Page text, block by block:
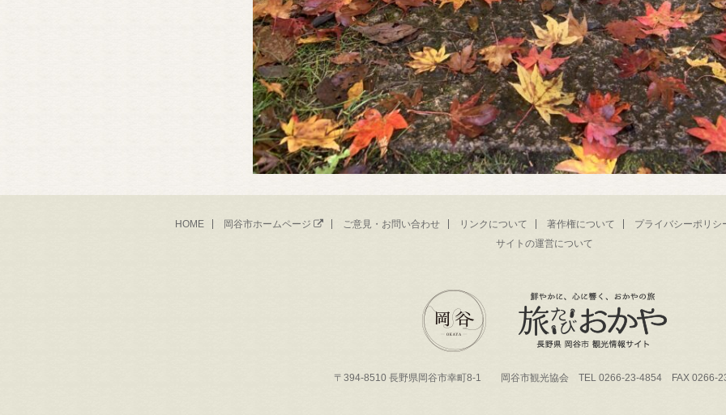
HOME 岡谷市ホームページ ご意見・お問い合わせ リンクについて 著作権について
プライバシーポリ
サイトの運営について
〒394-8510 長野県岡谷市幸町8-1 岡谷市観光協会 TEL 0266-23-4854 FAX 0266-